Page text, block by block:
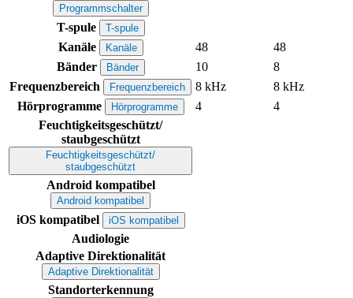
Programmschalter
T-spule T-spule
Kanäle Kanäle 48
48
Bänder
Bänder 10
8
Frequenzbereich
Frequenzbereich 8 kHz
8 kHz
Hörprogramme
Hörprogramme 4
4
Feuchtigkeitsgeschützt/
staubgeschützt
Feuchtigkeitsgeschützt/
staubgeschützt
Android kompatibel
Android kompatibel
iOS kompatibel iOS kompatibel
Audiologie
Adaptive Direktionalität
Adaptive Direktionalität
Standorterkennung